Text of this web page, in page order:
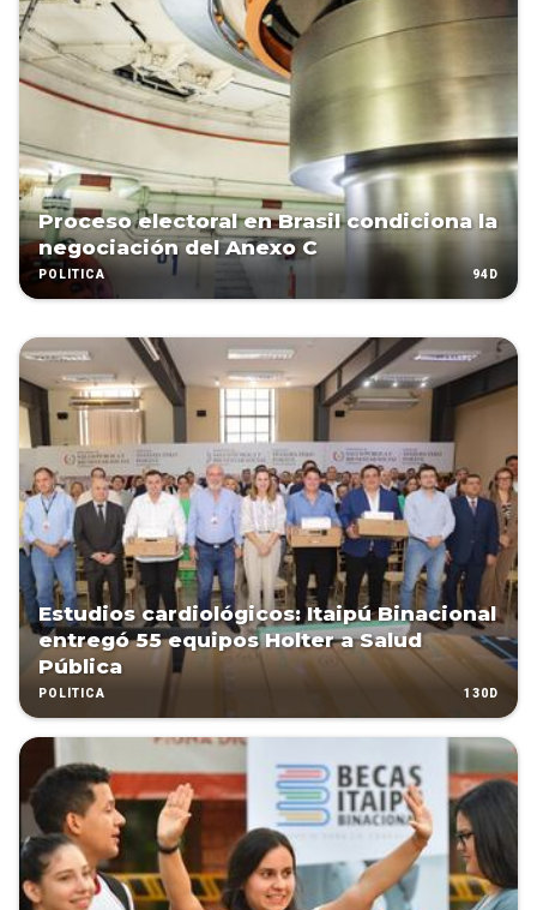
Proceso electoral en Brasil condiciona la
negociación del Anexo C
POLÍTICA 94D
Estudios cardiológicos: Itaipú Binacional
entregó 55 equipos Holter a Salud
Pública
POLÍTICA 130D